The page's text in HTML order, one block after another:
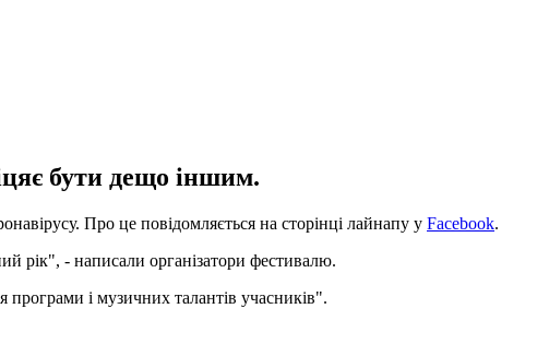
бути дещо іншим.
Про це повідомляється на сторінці лайнапу у Facebook.
рік", - написали організатори фестивалю.
і музичних талантів учасників".